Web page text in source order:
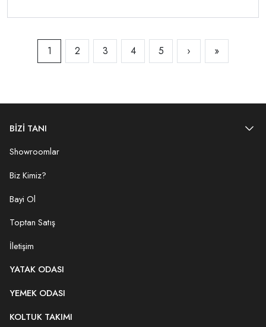
1 2 3 4 5 › »
BİZİ TANI
Showroomlar
Biz Kimiz?
Bayi Ol
Toptan Satış
İletişim
YATAK ODASI
YEMEK ODASI
KOLTUK TAKIMI